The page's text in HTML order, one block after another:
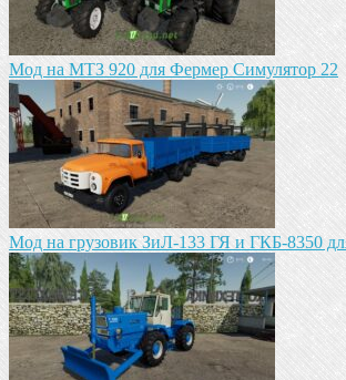
Мод на МТЗ 920 для Фермер Симулятор 22
Мод на грузовик ЗиЛ-133 ГЯ и ГКБ-8350